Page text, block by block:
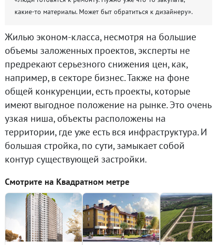
какие-то материалы. Может быт обратиться к дизайнеру».
Жилью эконом-класса, несмотря на большие
объемы заложенных проектов, эксперты не
предрекают серьезного снижения цен, как,
например, в секторе бизнес. Также на фоне
общей конкуренции, есть проекты, которые
имеют выгодное положение на рынке. Это очень
узкая ниша, объекты расположены на
территории, где уже есть вся инфраструктура. И
большая стройка, по сути, замыкает собой
контур существующей застройки.
Смотрите на Квадратном метре